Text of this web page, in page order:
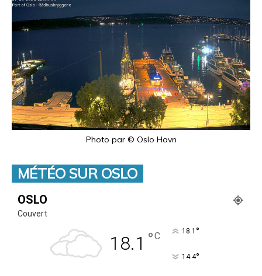
Photo par © Oslo Havn
MÉTÉO SUR OSLO
OSLO
Couvert
18.1 °C 18.1 °
14.4°